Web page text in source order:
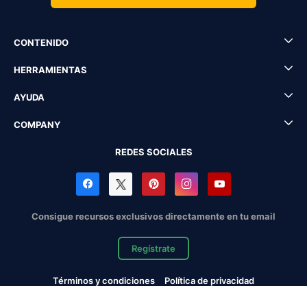
CONTENIDO
HERRAMIENTAS
AYUDA
COMPANY
REDES SOCIALES
Consigue recursos exclusivos directamente en tu email
Regístrate
Términos y condiciones
Política de privacidad